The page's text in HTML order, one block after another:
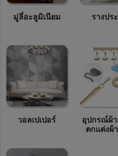
มู่ลี่อะลูมิเนียม รางปร
วอลเปเปอร์
อุปกรณ์ผ้
ตกแต่งผ้